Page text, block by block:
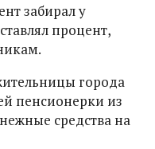
забирал у
процент,
города
пенсионерки из
средства на